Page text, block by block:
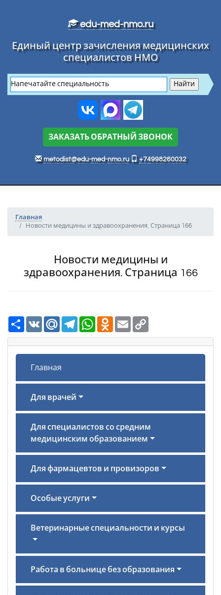
edu-med-nmo.ru
Единый центр зачисления медицинских
специалистов НМО
ЗАКАЗАТЬ ОБРАТНЫЙ ЗВОНОК
metodist@edu-med-nmo.ru +74998260032
Главная
Новости медицины и здравоохранения. Страница 166
Новости медицины и
здравоохранения. Страница 166
РесурсVK Mail.Ru TelegramWhatsAppOdnoklassniki
Email
Главная
Для врачей
Для специалистов со средним
медицинским образованием
Для фармацевтов и провизоров
Особые услуги
Ветеринарные специальности и курсы
Работа в больнице без образования